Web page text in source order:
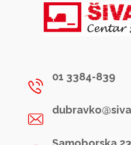
01 3384-839